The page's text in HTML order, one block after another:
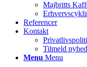
Majbritts
Referencer
Kontakt
Tilmeld
Menu Menu